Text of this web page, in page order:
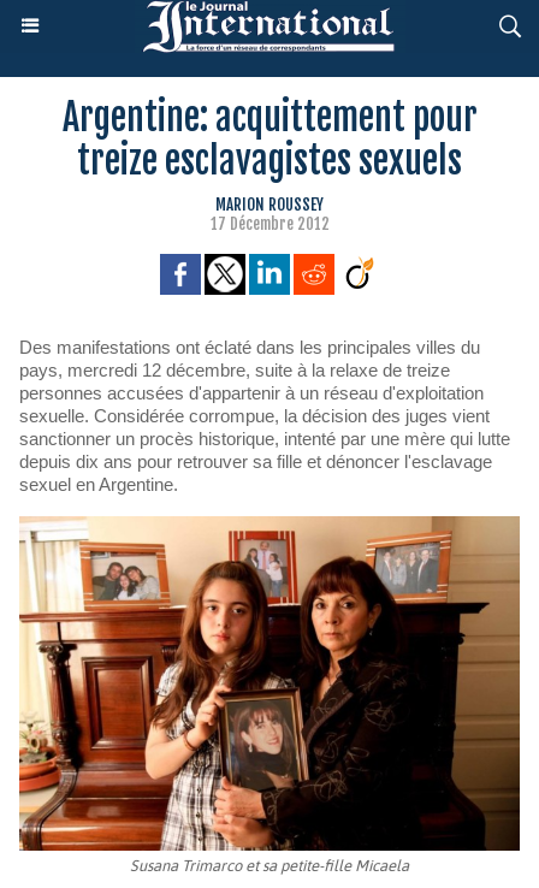
Argentine: acquittement pour
treize esclavagistes sexuels
MARION ROUSSEY
17 Décembre 2012
Des manifestations ont éclaté dans les principales villes du
pays, mercredi 12 décembre, suite à la relaxe de treize
personnes accusées d'appartenir à un réseau d'exploitation
sexuelle. Considérée corrompue, la décision des juges vient
sanctionner un procès historique, intenté par une mère qui lutte
depuis dix ans pour retrouver sa fille et dénoncer l'esclavage
sexuel en Argentine.
Susana Trimarco et sa petite-fille Micaela